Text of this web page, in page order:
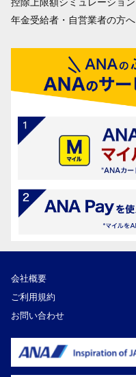
年金受給者・自営業者の方へ
会社概要
ご利用規約
お問い合わせ